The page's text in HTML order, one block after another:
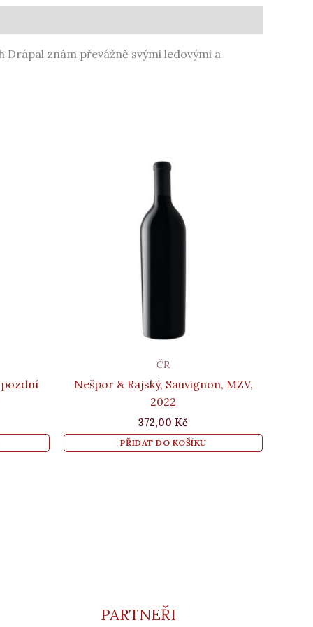
znám převážně svými ledovými a
ČR
Nešpor & Rajský, Sauvignon, MZV,
2022
372,00 Kč
PŘIDAT DO KOŠÍKU
PARTNEŘI